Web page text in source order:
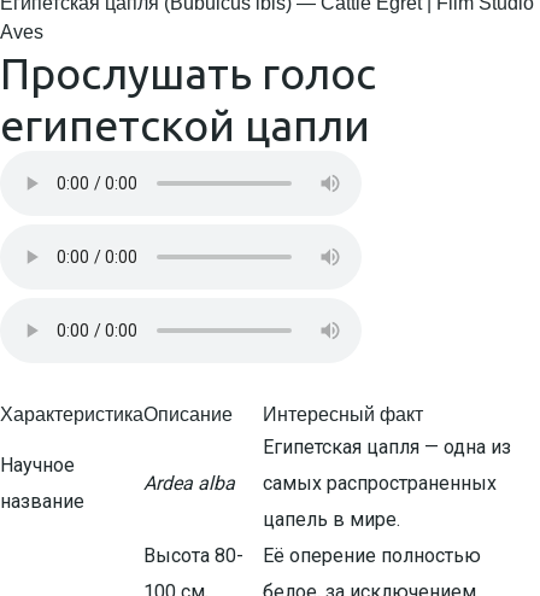
Aves
Прослушать голос
египетской цапли
ХарактеристикаОписание Интересный факт
Научное
название
Ardea alba
Египетская цапля — одна из
самых распространенных
цапель в мире.
Высота 80-
Её оперение полностью